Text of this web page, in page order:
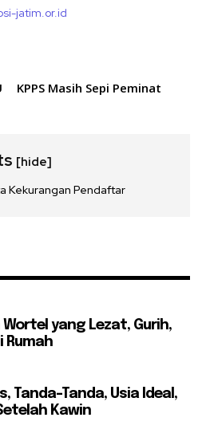
jatim.or.id
KPPS Masih Sepi Peminat
[hide]
Kekurangan Pendaftar
Wortel yang Lezat, Gurih,
Rumah
Tanda-Tanda, Usia Ideal,
Kawin